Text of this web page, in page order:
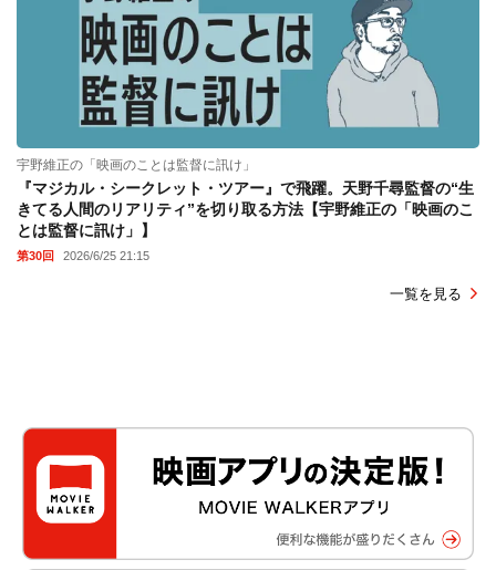
宇野維正の「映画のことは監督に訊け」
『マジカル・シークレット・ツアー』で飛躍。天野千尋監督の“生
きてる人間のリアリティ”を切り取る方法【宇野維正の「映画のこ
とは監督に訊け」】
第30回 2026/6/25 21:15
一覧を見る